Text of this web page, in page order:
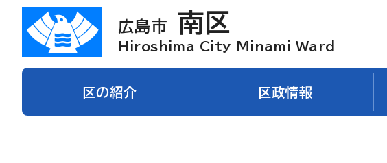
広島市 南区
Hiroshima City Minami Ward
区の紹介 区政情報